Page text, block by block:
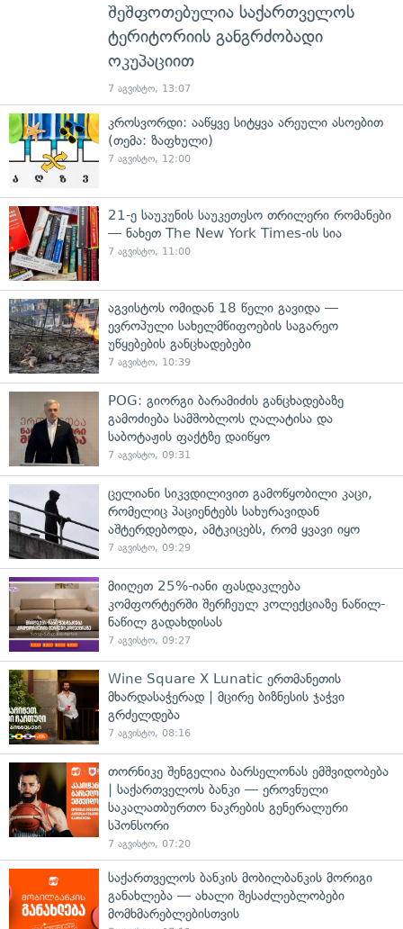
შეშფოთებულია საქართველოს
ტერიტორიის განგრძობადი
ოკუპაციით
7 აგვისტო, 13:07
კროსვორდი: ააწყვე სიტყვა არეული ასოებით
(თემა: ზაფხული)
7 აგვისტო, 12:00
21-ე საუკუნის საუკეთესო თრილერი რომანები
— ნახეთ The New York Times-ის სია
7 აგვისტო, 11:00
აგვისტოს ომიდან 18 წელი გავიდა —
ევროპული სახელმწიფოების საგარეო
უწყებების განცხადებები
7 აგვისტო, 10:39
POG: გიორგი ბარამიძის განცხადებაზე
გამოძიება სამშობლოს ღალატისა და
საბოტაჟის ფაქტზე დაიწყო
7 აგვისტო, 09:31
ცელიანი სიკვდილივით გამოწყობილი კაცი,
რომელიც პაციენტებს სახურავიდან
აშტერდებოდა, ამტკიცებს, რომ ყვავი იყო
7 აგვისტო, 09:29
მიიღეთ 25%-იანი ფასდაკლება
კომფორტერში შერჩეულ კოლექციაზე ნაწილ-
ნაწილ გადახდისას
7 აგვისტო, 09:27
Wine Square X Lunatic ერთმანეთის
მხარდასაჭერად | მცირე ბიზნესის ჯაჭვი
გრძელდება
7 აგვისტო, 08:16
თორნიკე შენგელია ბარსელონას ემშვიდობება
| საქართველოს ბანკი — ეროვნული
საკალათბურთო ნაკრების გენერალური
სპონსორი
7 აგვისტო, 07:20
საქართველოს ბანკის მობილბანკის მორიგი
განახლება — ახალი შესაძლებლობები
მომხმარებლებისთვის